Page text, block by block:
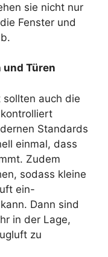
sie nicht nur
Fenster und
und Türen
auch die
Standards
einmal, dass
Zudem
sodass kleine
ein-
Dann sind
in der Lage,
zu